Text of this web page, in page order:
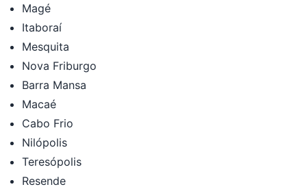
Magé
Itaboraí
Mesquita
Nova Friburgo
Barra Mansa
Macaé
Cabo Frio
Nilópolis
Teresópolis
Resende